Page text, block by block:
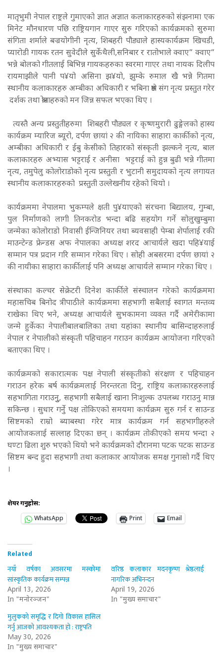
मातृभुमी नेपाल राष्ट्रले गुमाएको ज्ञात अज्ञात कलाकारहरुको संझनामा एक
मिनेट मौनधारण पछि राष्ट्रियगान गाएर सुरु गरिएको कार्यक्रमको सुरुमा
संगिता शर्माले बज्रयोगीनी नृत्य, शिबहरी पौड्याले हास्यकार्यक्रम खिचडी,
प्यारोडी गायक रतन सुवेदीले सुर्केथैली,सनिबार र रातोभाले क्वाए“ क्वाए“
भन्ने बोलको गीतलाई बिभिन्न गायकहरुका स्वरमा गाएर तथा नायक दिलीप
रायमाझीले पानी प¥यो असिना झ¥यो, झुम्के रुमाल खै भन्ने गितमा
स्थानीय कलाकारहरु अम्बीका अधिकारी र भबिना श्रेष्ठ संग नृत्य प्रस्तुत गरेर
दर्शक तथा श्रोताहरुको मन जिन्न सफल भएका थिए ।
त्यस्तै अन्य प्रस्तुतीहरुमा शिबहरी पौड्यल र कृष्णमुरारी ढुङ्गेलको हास्य
कार्यक्रम म्यारिज ब्यूरो, दर्पण छायां २ की नायिका साहारा कार्कीको नृत्य,
अम्बीका अधिकारी र ईबु केसीको तिहारको संस्कृती झल्कने नृत्य, बाल
कलाकारहरु अभ्यास भट्टराई र अनीसा भट्टराई को हुन्न बुढी भन्ने गीतमा
नृत्य, तमुपेलु कोलोराडोको नृत्य प्रस्तुती र भुटानी समुदायको नृत्य लगायत
स्थानीय कलाकारहरुको प्रस्तुती उल्लेखनीय रहेको थियो ।
कार्यक्रममा नेपालमा भुकम्पले क्षती पु¥याएको संरचना बिद्यालय, गुम्बा,
पुल निर्माणको लागी तिनकरोड भन्दा बढि सहयोग गर्ने सोलुखुम्बुमा
जन्मेका कोलोराडो निवासी ईन्जिनियर तथा ब्यवसाही पेम्बा शेर्पालाई रकी
माउन्टेन्ड फ्रेन्डस अफ नेपालका अध्यक्ष शरद आचार्यले खदा पहि¥याई
सम्मान पत्र प्रदान गरि सम्मान गरेका थिए । सोही अबसरमा दर्पण छायां २
की नायीका साहारा कार्कीलाई पनि अध्यक्ष आचार्यले सम्मान गरेका थिए ।
संस्थाका कल्चर सेक्रेटरी दिनेश कार्कीले संस्चालन गरेको कार्यक्रममा
महासचिब बिनोद त्रीपाठीले कार्यक्रममा सहभागी सबैलाई स्वागत मन्तव्य
राखेका थिए भने, अध्यक्ष आचार्यले सुभकामना व्यक्त गर्दै अमेरीकामा
जन्मे हुर्केका नेपालीबालबालिका तथा यहांका स्थानीय बासिन्दाहरुलाई
नेपाल र नेपालीको संस्कृती पहिचाहन गराउन कार्यक्रम आयोजना गरिएको
बताएका थिए ।
कार्यक्रमको सकारात्मक पक्ष नेपाली संस्कृतीको संरक्षण र पहिचाहन
गराउन हरेक बर्ष कार्यक्रमलाई निरन्तरता दिनु, राष्ट्रिय कलाकारहरुलाई
सहभागिता गराउनुु, सहभागी सबैलाई खाना निःशुल्क उपलब्ध गराउनु मान्न
सकिन्छ । सुधार गर्नुे पक्ष तोकिएको समयमा कार्यक्रम सुरु गर्न र साउन्ड
सिष्टमको राम्रो ब्याबस्था गरेर मात्र कार्यक्रम गर्न सहभागीहरुले
आयोजकलाई सल्लाह दिएका छन् । कार्यक्रम तोकीएको समय भन्दा २
घण्टा ढिला शुरु भएको थियो भने कार्यक्रमको दौरानमा पटक पटक साउन्ड
सिष्टम बन्द हुदा सहभागी तथा कलाकार आयोजक समक्ष गुनासो गर्दै थिए
।
शेयर गर्नुहोस:
WhatsApp
Print Email
Related
नयाँ वर्षका अवसरमा मस्कोमा
सांस्कृतिक कार्यक्रम सम्पन्न
April 13, 2026
In "मनोरञ्जन"
वरिष्ठ कलाकार मदनकृष्ण श्रेष्ठलाई
नागरिक अभिनन्दन
April 19, 2026
In "मुख्य समाचार"
मुलुकको समृद्धि र दिगो विकास हासिल
गर्नु आजको आवश्यकता हो : राष्ट्रपति
May 30, 2026
In "मुख्य समाचार"